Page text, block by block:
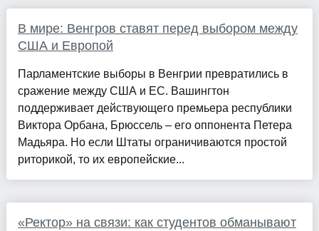
В мире: Венгров ставят перед выбором между
США и Европой
Парламентские выборы в Венгрии превратились в
сражение между США и ЕС. Вашингтон
поддерживает действующего премьера республики
Виктора Орбана, Брюссель – его оппонента Петера
Мадьяра. Но если Штаты ограничиваются простой
риторикой, то их европейские...
«Ректор» на связи: как студентов обманывают